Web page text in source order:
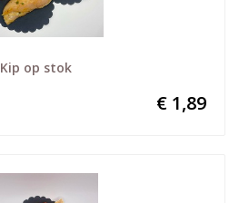
Kip op stok
€ 1,89